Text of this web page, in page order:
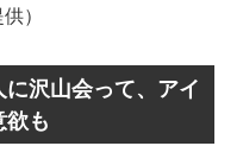
）
に沢山会って、アイ
欲も